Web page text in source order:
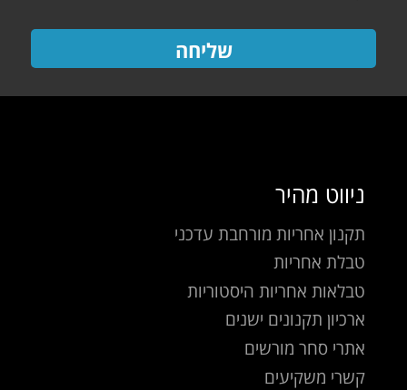
שליחה
ניווט מהיר
תקנון אחריות מורחבת עדכני
טבלת אחריות
טבלאות אחריות היסטוריות
ארכיון תקנונים ישנים
אתרי סחר מורשים
קשרי משקיעים